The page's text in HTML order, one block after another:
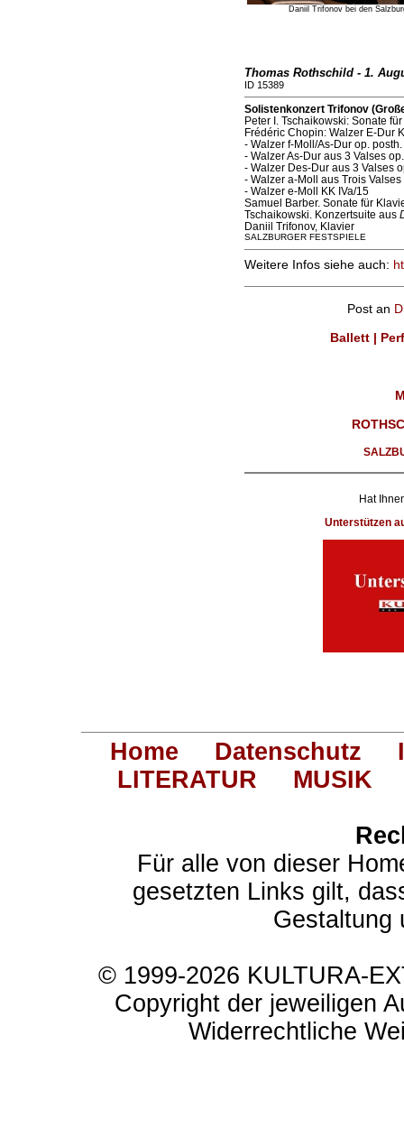
Daniil Trifonov bei den
Thomas Rothschild - 1.
ID 15389
Solistenkonzert Trifonov
Peter I. Tschaikowski: Sonate
Frédéric Chopin: Walzer E-Dur
- Walzer f-Moll/As-Dur op. posth.
- Walzer As-Dur aus 3 Valses
- Walzer Des-Dur aus 3 Valses
- Walzer a-Moll aus Trois
- Walzer e-Moll KK IVa/15
Samuel Barber. Sonate für
Tschaikowski. Konzertsuite aus
Daniil Trifonov, Klavier
SALZBURGER FESTSPIELE
Weitere Infos siehe auch:
Post an
Ballett |
Hat
Unterstützen
Home Datenschutz
LITERATUR
MUSIK
Für alle von dieser
gesetzten Links gilt,
Gestaltung
© 1999-2026 KULTURA-
Copyright der jeweiligen
Widerrechtliche